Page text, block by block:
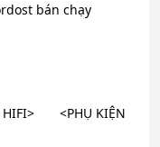
bán chạy
HIFI> <PHỤ KIỆN